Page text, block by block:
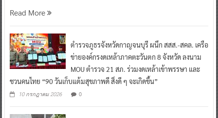
Read More
ตำรวจภูธรจังหวัดกาญจนบุรี ผนึก สสส.-สคล. เครือ
ข่ายองค์กรงดเหล้าภาคตะวันตก 8 จังหวัด ลงนาม
MOU ตำรวจ 21 สภ. ร่วมงดเหล้าเข้าพรรษา และ
ชวนคนไทย “90 วันเก็บแต้มสุขภาพดี สิ่งดี ๆ จะเกิดขึ้น”
10 กรกฎาคม 2026 0